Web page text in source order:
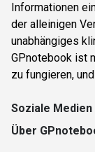
Informationen
der alleinigen
unabhängiges
GPnotebook ist
zu fungieren,
Soziale Medien
Über